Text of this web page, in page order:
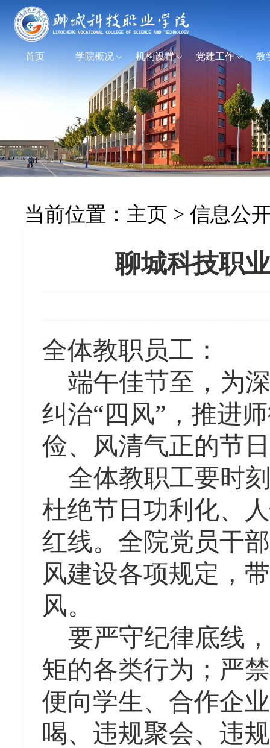
首页 学院概况 机构设置 党建工作 教
当前位置： 主页 > 信息公
聊城科技职
全体教职员工：
端午佳节至，为
纠治“四风”，推进
俭、风清气正的节
全体教职工要时
杜绝节日功利化、
红线。全院党员干
风建设各项规定，
风。
要严守纪律底线
矩的各类行为；严
便向学生、合作企
喝、违规聚会、违